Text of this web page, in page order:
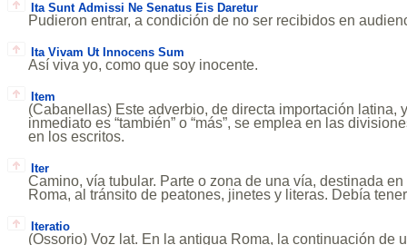
Ita Sunt Admissi Ne Senatus Eis Daretur
Pudieron entrar, a condición de no ser recibidos en
Ita Vivam Ut Innocens Sum
Así viva yo, como que soy inocente.
Item
(Cabanellas) Este adverbio, de directa importación latina,
inmediato es “también” o “más”, se emplea en las
en los escritos.
Iter
Camino, vía tubular. Parte o zona de una vía, destinada
Roma, al tránsito de peatones, jinetes y literas. Debía
Iteratio
(Ossorio) Voz lat. En la antigua Roma, la continuación de